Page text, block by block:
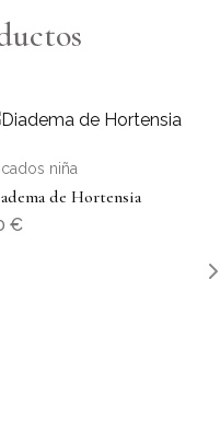
niña
de Hortensia
€